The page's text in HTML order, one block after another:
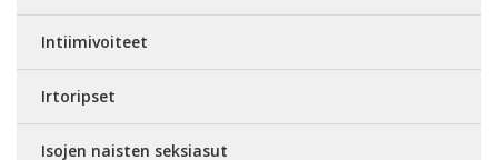
Intiimivoiteet
Irtoripset
Isojen naisten seksiasut